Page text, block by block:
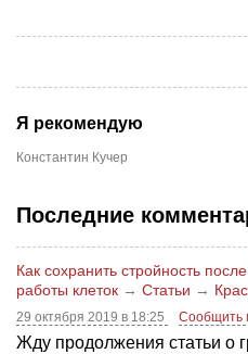
Я рекомендую
Константин Кучер
Последние
Как сохранить стройность
работы клеток → Статьи →
29 октября 2019 в 18:25 Сообщить
Жду продолжения статьи о